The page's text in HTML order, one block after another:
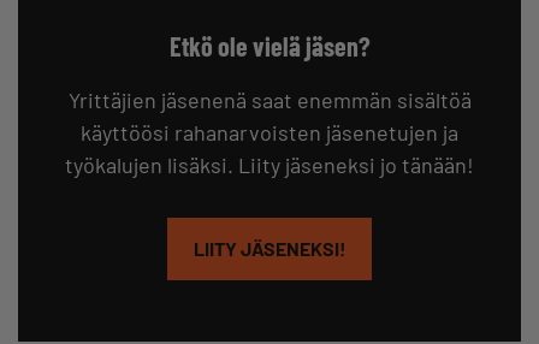
Etkö ole vielä jäsen?
Yrittäjien jäsenenä saat enemmän sisältöä
käyttöösi rahanarvoisten jäsenetujen ja
työkalujen lisäksi. Liity jäseneksi jo tänään!
LIITY JÄSENEKSI!